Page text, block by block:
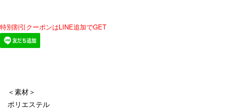
特別割引クーポンはLINE追加でGET
＜素材＞
ポリエステル